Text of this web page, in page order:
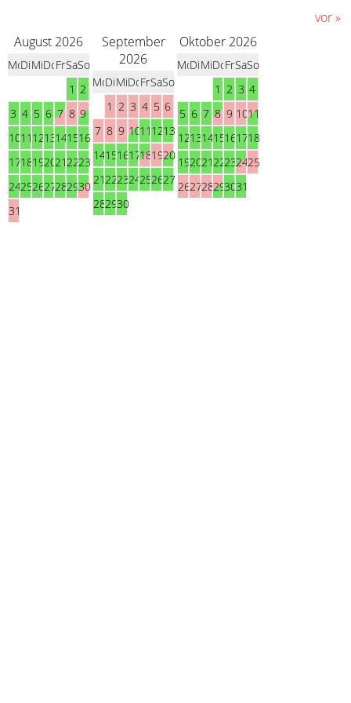
vor»
August 2026
MoDiMiDoFrSaSo
1 2
3 4 5 6 7 8 9
10111213141516
17181920212223
24252627282930
31
September
2026
MoDiMiDoFrSaSo
1 2 3 4 5 6
7 8 9 10111213
14151617181920
21222324252627
282930
Oktober 2026
MoDiMiDoFrSaSo
1 2 3 4
5 6 7 8 9 1011
12131415161718
19202122232425
262728293031